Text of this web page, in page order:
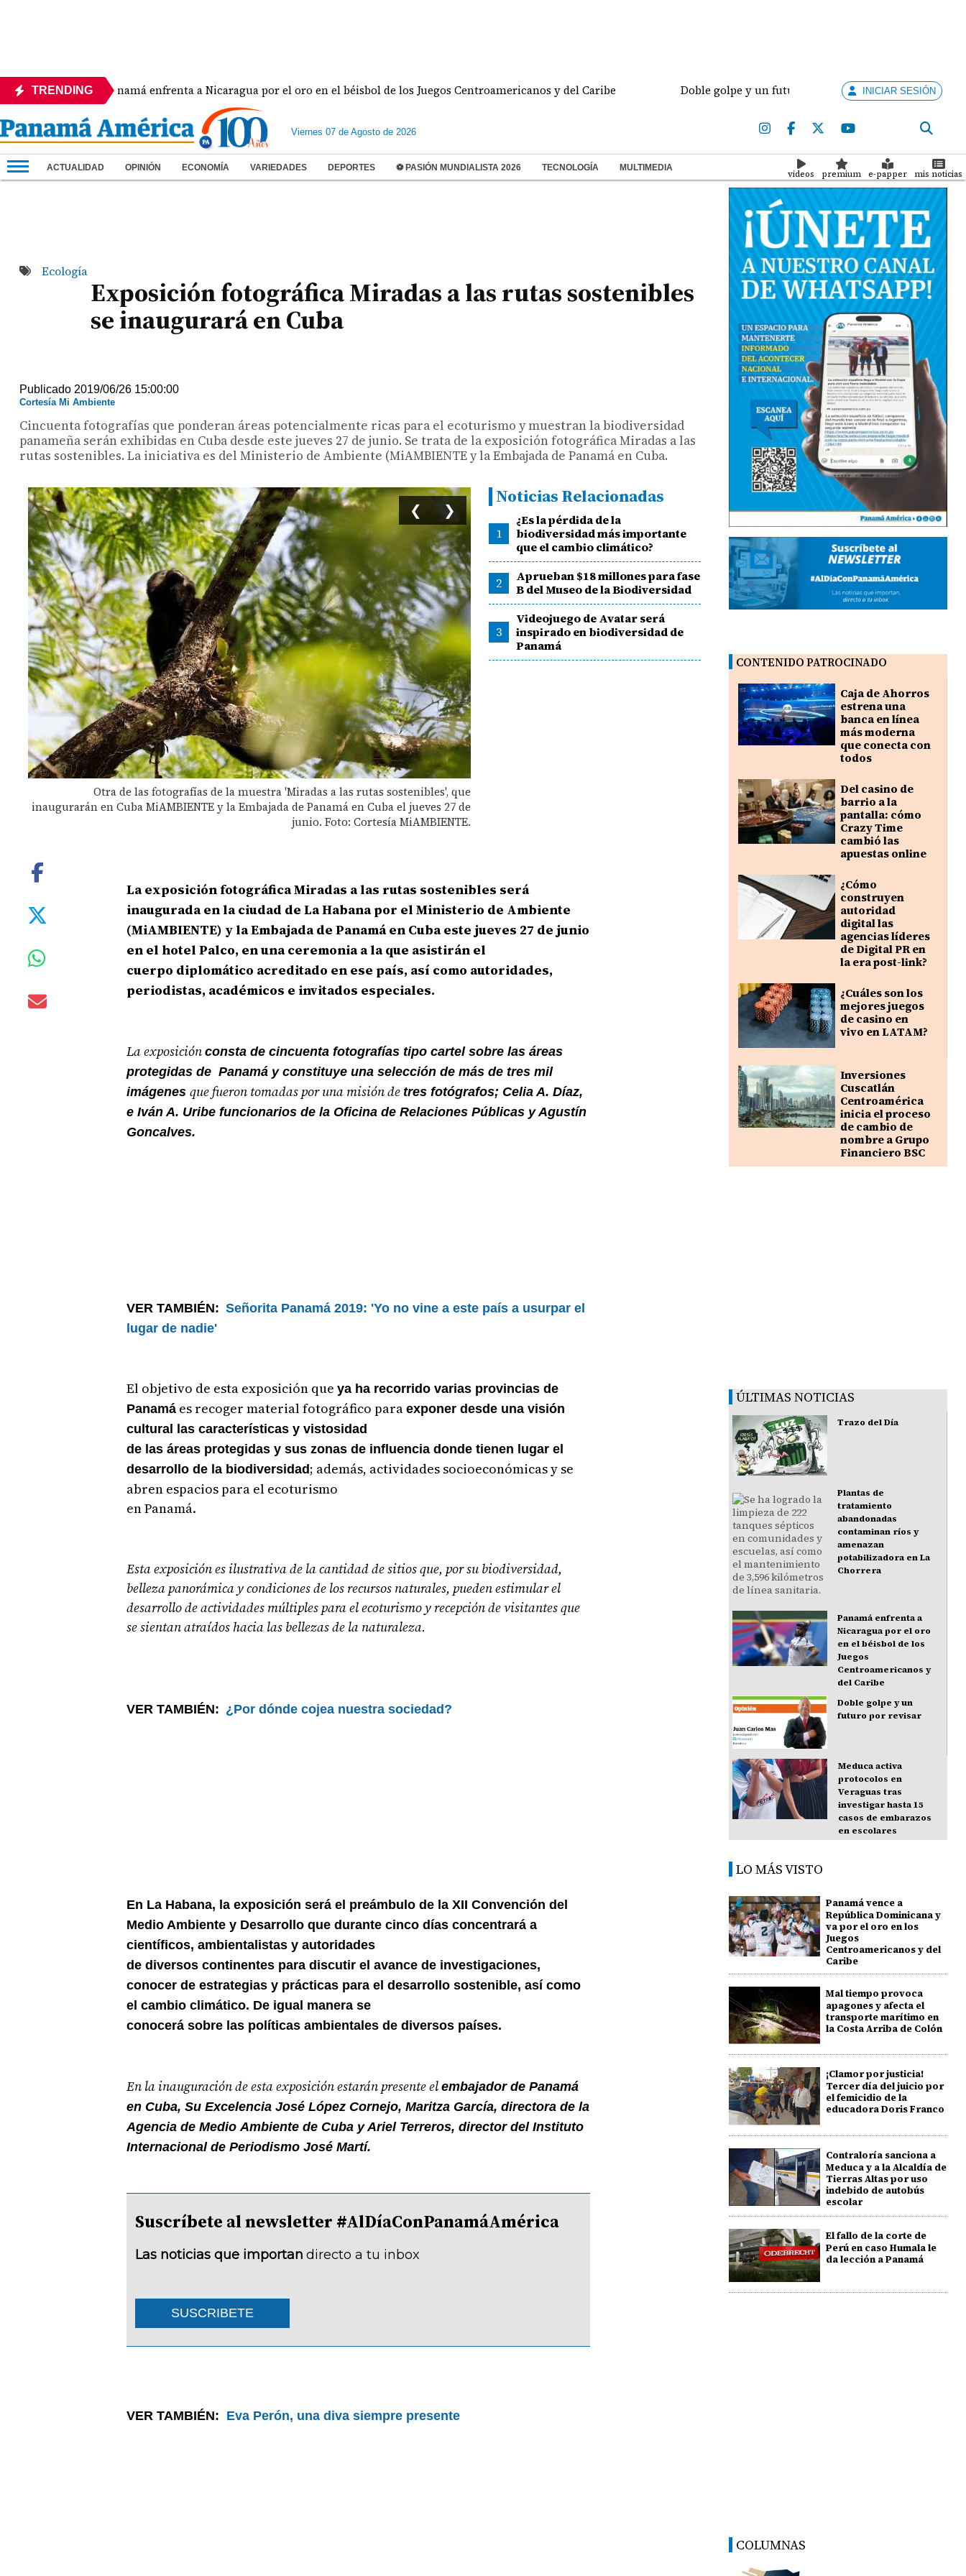
TRENDINGPanamá enfrenta a Nicaragua por el oro en el béisbol de los Juegos Centroamericanos y del Caribe Doble golpe y un futuro por revisar Meduca
INICIAR SESIÓN
Viernes 07 de Agosto de 2026
ACTUALIDAD OPINIÓN ECONOMÍA VARIEDADES DEPORTES ⚽ PASIÓN MUNDIALISTA 2026 TECNOLOGÍA MULTIMEDIA
videos premium e-papper mis noticias
Ecología
Exposición fotográfica Miradas a las rutas sostenibles
se inaugurará en Cuba
Publicado 2019/06/26 15:00:00
Cortesía Mi Ambiente
Cincuenta fotografías que ponderan áreas potencialmente ricas para el ecoturismo y muestran la biodiversidad
panameña serán exhibidas en Cuba desde este jueves 27 de junio. Se trata de la exposición fotográfica Miradas a las
rutas sostenibles. La iniciativa es del Ministerio de Ambiente (MiAMBIENTE y la Embajada de Panamá en Cuba.
Otra de las fotografías de la muestra 'Miradas a las rutas sostenibles', que
inaugurarán en Cuba MiAMBIENTE y la Embajada de Panamá en Cuba el jueves 27 de
junio. Foto: Cortesía MiAMBIENTE.
❮ ❯
Noticias Relacionadas
1
¿Es la pérdida de la
biodiversidad más importante
que el cambio climático?
2
Aprueban $18 millones para fase
B del Museo de la Biodiversidad
3
Videojuego de Avatar será
inspirado en biodiversidad de
Panamá
La exposición fotográfica Miradas a las rutas sostenibles será
inaugurada en la ciudad de La Habana por el Ministerio de Ambiente
(MiAMBIENTE) y la Embajada de Panamá en Cuba este jueves 27 de junio
en el hotel Palco, en una ceremonia a la que asistirán el
cuerpo diplomático acreditado en ese país, así como autoridades,
periodistas, académicos e invitados especiales.
La exposición consta de cincuenta fotografías tipo cartel sobre las áreas
protegidas de Panamá y constituye una selección de más de tres mil
imágenes que fueron tomadas por una misión de tres fotógrafos; Celia A. Díaz,
e Iván A. Uribe funcionarios de la Oficina de Relaciones Públicas y Agustín
Goncalves.
VER TAMBIÉN: Señorita Panamá 2019: 'Yo no vine a este país a usurpar el
lugar de nadie'
El objetivo de esta exposición que ya ha recorrido varias provincias de
Panamáes recoger material fotográfico para exponer desde una visión
cultural las características y vistosidad
de las áreas protegidas y sus zonas de influencia donde tienen lugar el
desarrollo de la biodiversidad ; además, actividades socioeconómicas y se
abren espacios para el ecoturismo
en Panamá.
Esta exposición es ilustrativa de la cantidad de sitios que, por su biodiversidad,
belleza panorámica y condiciones de los recursos naturales, pueden estimular el
desarrollo de actividades múltiples para el ecoturismo y recepción de visitantes que
se sientan atraídos hacia las bellezas de la naturaleza.
VER TAMBIÉN: ¿Por dónde cojea nuestra sociedad?
En La Habana, la exposición será el preámbulo de la XII Convención del
Medio Ambiente y Desarrollo que durante cinco días concentrará a
científicos, ambientalistas y autoridades
de diversos continentes para discutir el avance de investigaciones,
conocer de estrategias y prácticas para el desarrollo sostenible, así como
el cambio climático. De igual manera se
conocerá sobre las políticas ambientales de diversos países.
En la inauguración de esta exposición estarán presente el embajador de Panamá
en Cuba, Su Excelencia José López Cornejo, Maritza García, directora de la
Agencia de Medio Ambiente de Cuba y Ariel Terreros, director del Instituto
Internacional de Periodismo José Martí.
Suscríbete al newsletter #AlDíaConPanamáAmérica
Las noticias que importan directo a tu inbox
SUSCRIBETE
VER TAMBIÉN: Eva Perón, una diva siempre presente
CONTENIDO PATROCINADO
Caja de Ahorros
estrena una
banca en línea
más moderna
que conecta con
todos
Del casino de
barrio a la
pantalla: cómo
Crazy Time
cambió las
apuestas online
¿Cómo
construyen
autoridad
digital las
agencias líderes
de Digital PR en
la era post-link?
¿Cuáles son los
mejores juegos
de casino en
vivo en LATAM?
Inversiones
Cuscatlán
Centroamérica
inicia el proceso
de cambio de
nombre a Grupo
Financiero BSC
ÚLTIMAS NOTICIAS
Trazo del Día
Plantas de
tratamiento
abandonadas
contaminan ríos y
amenazan
potabilizadora en La
Chorrera
Panamá enfrenta a
Nicaragua por el oro
en el béisbol de los
Juegos
Centroamericanos y
del Caribe
Doble golpe y un
futuro por revisar
Meduca activa
protocolos en
Veraguas tras
investigar hasta 15
casos de embarazos
en escolares
LO MÁS VISTO
Panamá vence a
República Dominicana y
va por el oro en los
Juegos
Centroamericanos y del
Caribe
Mal tiempo provoca
apagones y afecta el
transporte marítimo en
la Costa Arriba de Colón
¡Clamor por justicia!
Tercer día del juicio por
el femicidio de la
educadora Doris Franco
Contraloría sanciona a
Meduca y a la Alcaldía de
Tierras Altas por uso
indebido de autobús
escolar
El fallo de la corte de
Perú en caso Humala le
da lección a Panamá
COLUMNAS